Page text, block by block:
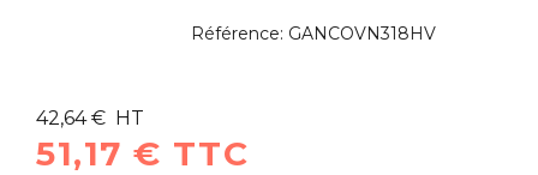
Référence: GANCOVN318HV
42,64 € HT
51,17 € TTC